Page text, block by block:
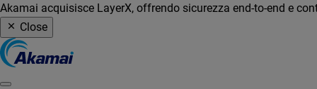
Akamai acquisisce LayerX, offrendo sicurezza end-to-end e
Close